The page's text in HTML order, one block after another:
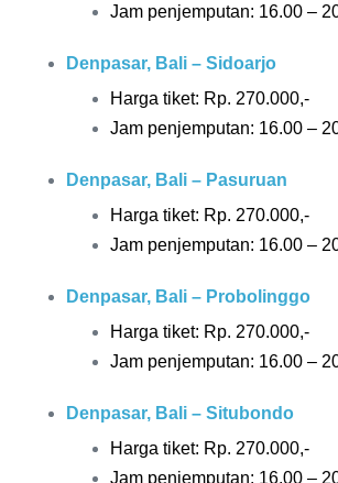
Jam penjemputan: 16.00 –
Denpasar, Bali – Sidoarjo
Harga tiket: Rp. 270.000,-
Jam penjemputan: 16.00 –
Denpasar, Bali – Pasuruan
Harga tiket: Rp. 270.000,-
Jam penjemputan: 16.00 –
Denpasar, Bali – Probolinggo
Harga tiket: Rp. 270.000,-
Jam penjemputan: 16.00 –
Denpasar, Bali – Situbondo
Harga tiket: Rp. 270.000,-
Jam penjemputan: 16.00 –